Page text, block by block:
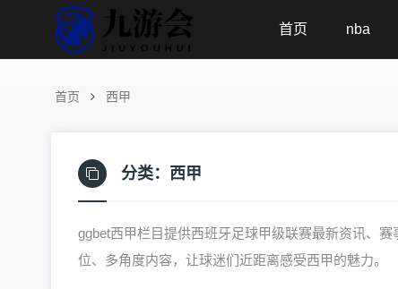
首页 nba
首页 西甲
分类： 西甲
ggbet西甲栏目提供西班牙足球甲级联赛最新资讯、
位、多角度内容，让球迷们近距离感受西甲的魅力。